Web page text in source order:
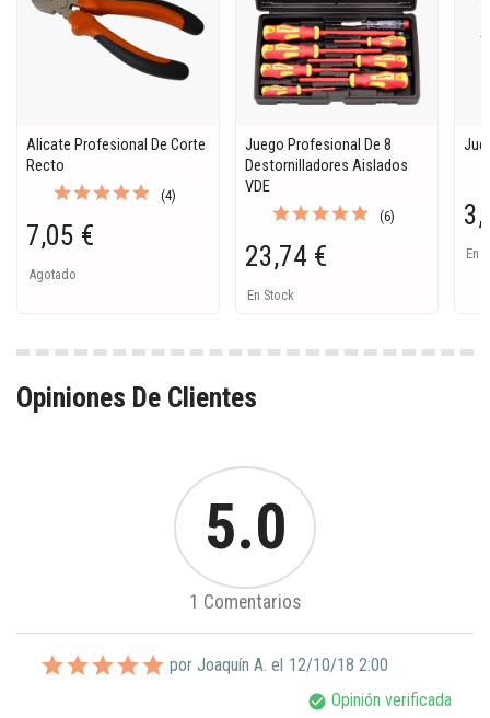
Alicate Profesional De Corte
Recto
(4)
7,05 €
Agotado
Juego Profesional De 8
Destornilladores Aislados
VDE
(6)
23,74 €
En Stock
En
Opiniones De Clientes
5.0
1 Comentarios
por Joaquín A. el 12/10/18 2:00
check_circle Opinión verificada